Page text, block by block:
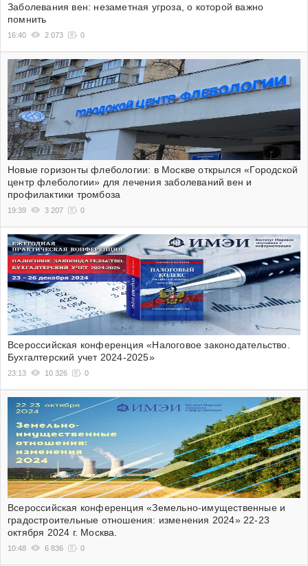
Заболевания вен: незаметная угроза, о которой важно
помнить
16:40 2 073 0
Новые горизонты флебологии: в Москве открылся «Городской
центр флебологии» для лечения заболеваний вен и
профилактики тромбоза
19:39 3 207 0
Всероссийская конференция «Налоговое законодательство.
Бухгалтерский учет 2024-2025»
23:13 10 326 0
Всероссийская конференция «Земельно-имущественные и
градостроительные отношения: изменения 2024» 22-23
октября 2024 г. Москва.
10:48 6 836 0